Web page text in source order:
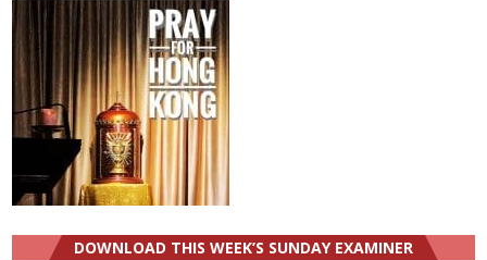
DOWNLOAD THIS WEEK’S SUNDAY EXAMINER